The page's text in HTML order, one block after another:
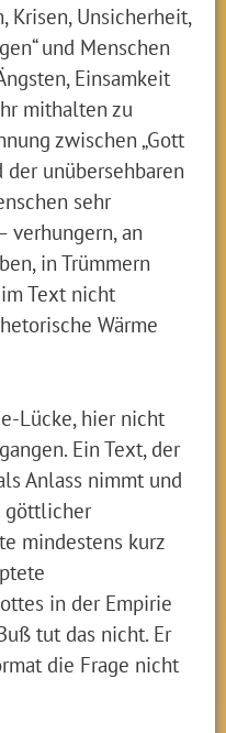
Krisen, Unsicherheit,
und Menschen
Einsamkeit
mithalten zu
zwischen „Gott
unübersehbaren
sehr
verhungern, an
in Trümmern
Text nicht
Wärme
Lücke, hier nicht
Ein Text, der
Anlass nimmt und
göttlicher
mindestens kurz
in der Empirie
tut das nicht. Er
die Frage nicht